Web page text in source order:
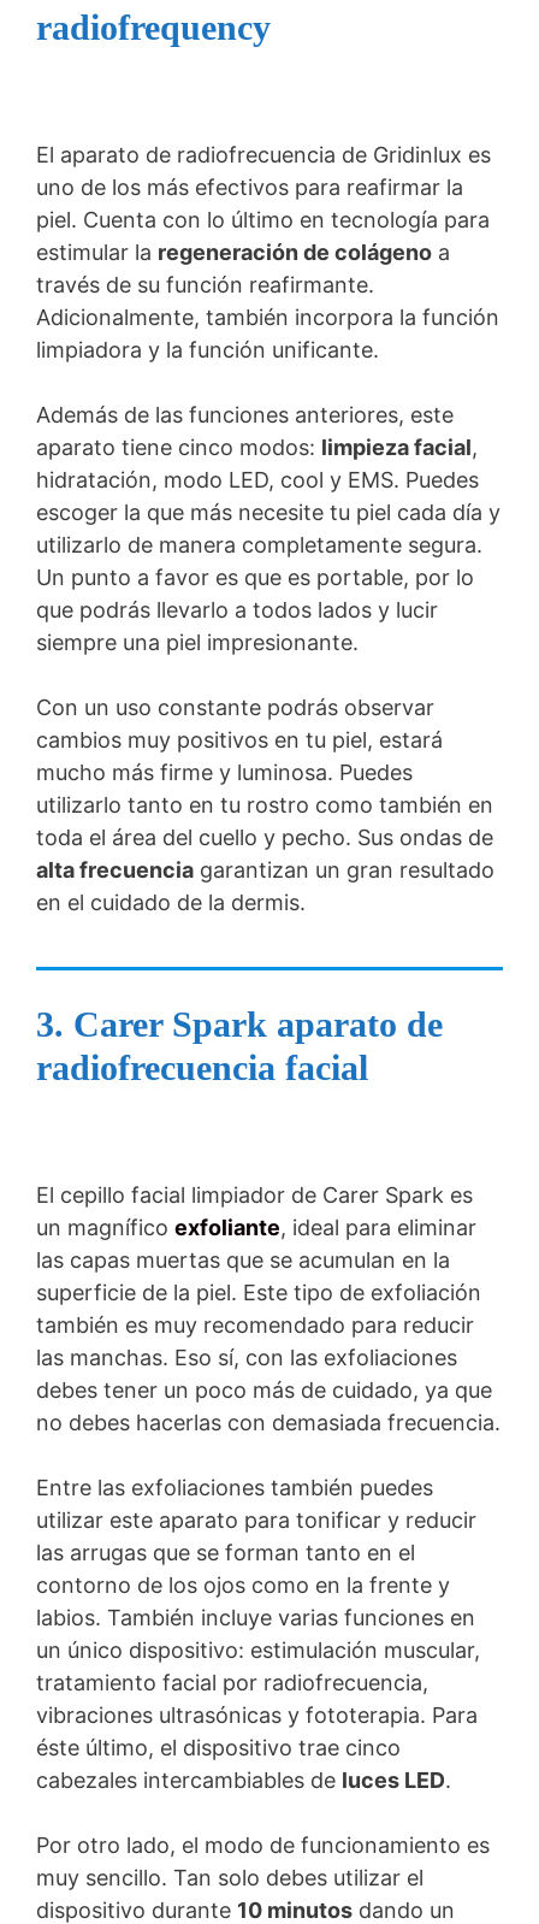
radiofrequency
El aparato de radiofrecuencia de Gridinlux es
uno de los más efectivos para reafirmar la
piel. Cuenta con lo último en tecnología para
estimular la regeneración de colágeno a
través de su función reafirmante.
Adicionalmente, también incorpora la función
limpiadora y la función unificante.
Además de las funciones anteriores, este
aparato tiene cinco modos: limpieza facial,
hidratación, modo LED, cool y EMS. Puedes
escoger la que más necesite tu piel cada día y
utilizarlo de manera completamente segura.
Un punto a favor es que es portable, por lo
que podrás llevarlo a todos lados y lucir
siempre una piel impresionante.
Con un uso constante podrás observar
cambios muy positivos en tu piel, estará
mucho más firme y luminosa. Puedes
utilizarlo tanto en tu rostro como también en
toda el área del cuello y pecho. Sus ondas de
alta frecuencia garantizan un gran resultado
en el cuidado de la dermis.
3. Carer Spark aparato de
radiofrecuencia facial
El cepillo facial limpiador de Carer Spark es
un magnífico exfoliante, ideal para eliminar
las capas muertas que se acumulan en la
superficie de la piel. Este tipo de exfoliación
también es muy recomendado para reducir
las manchas. Eso sí, con las exfoliaciones
debes tener un poco más de cuidado, ya que
no debes hacerlas con demasiada frecuencia.
Entre las exfoliaciones también puedes
utilizar este aparato para tonificar y reducir
las arrugas que se forman tanto en el
contorno de los ojos como en la frente y
labios. También incluye varias funciones en
un único dispositivo: estimulación muscular,
tratamiento facial por radiofrecuencia,
vibraciones ultrasónicas y fototerapia. Para
éste último, el dispositivo trae cinco
cabezales intercambiables de luces LED.
Por otro lado, el modo de funcionamiento es
muy sencillo. Tan solo debes utilizar el
dispositivo durante 10 minutos dando un